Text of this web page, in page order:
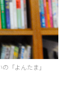
「よんたま」